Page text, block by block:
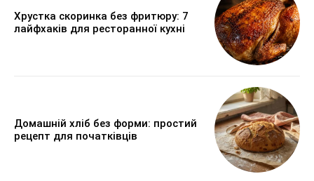
Хрустка скоринка без фритюру: 7
лайфхаків для ресторанної кухні
Домашній хліб без форми: простий
рецепт для початківців